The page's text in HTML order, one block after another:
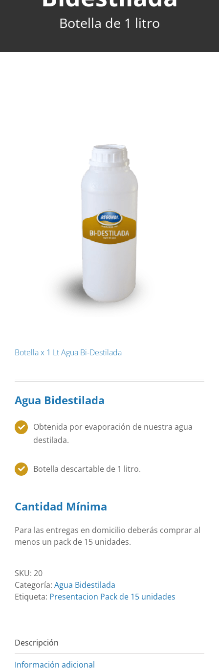
Botella de 1 litro
Botella x 1 Lt Agua Bi-Destilada
Agua Bidestilada
Obtenida por evaporación de nuestra agua
destilada.
Botella descartable de 1 litro.
Cantidad Mínima
Para las entregas en domicilio deberás comprar al
menos un pack de 15 unidades.
SKU: 20
Categoría: Agua Bidestilada
Etiqueta: Presentacion Pack de 15 unidades
Descripción
Información adicional